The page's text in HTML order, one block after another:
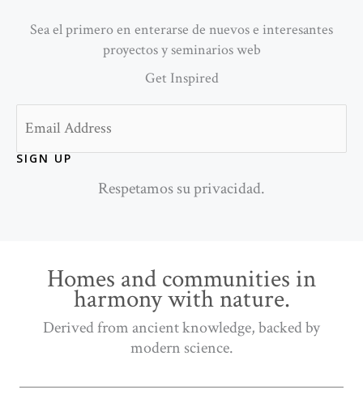
Sea el primero en enterarse de nuevos e interesantes
proyectos y seminarios web
Get Inspired
SIGN UP
Respetamos su privacidad.
Homes and communities in
harmony with nature.
Derived from ancient knowledge, backed by
modern science.